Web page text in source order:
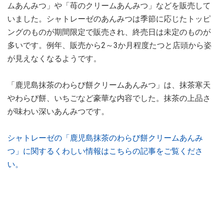
ムあんみつ」や「苺のクリームあんみつ」などを販売して
いました。シャトレーゼのあんみつは季節に応じたトッピ
ングのものが期間限定で販売され、終売日は未定のものが
多いです。例年、販売から2～3か月程度たつと店頭から姿
が見えなくなるようです。
「鹿児島抹茶のわらび餅クリームあんみつ」は、抹茶寒天
やわらび餅、いちごなど豪華な内容でした。抹茶の上品さ
が味わい深いあんみつです。
シャトレーゼの「鹿児島抹茶のわらび餅クリームあんみ
つ」に関するくわしい情報はこちらの記事をご覧くださ
い。